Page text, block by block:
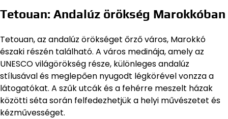
Tetouan: Andalúz örökség Marokkóban
Tetouan, az andalúz örökséget őrző város, Marokkó
északi részén található. A város medinája, amely az
UNESCO világörökség része, különleges andalúz
stílusával és meglepően nyugodt légkörével vonzza a
látogatókat. A szűk utcák és a fehérre meszelt házak
közötti séta során felfedezhetjük a helyi művészetet és
kézművességet.